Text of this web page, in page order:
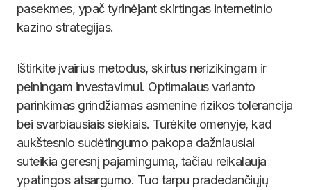
pasekmes, ypač tyrinėjant skirtingas internetinio
kazino strategijas.
Ištirkite įvairius metodus, skirtus nerizikingam ir
pelningam investavimui. Optimalaus varianto
parinkimas grindžiamas asmenine rizikos tolerancija
bei svarbiausiais siekiais. Turėkite omenyje, kad
aukštesnio sudėtingumo pakopa dažniausiai
suteikia geresnį pajamingumą, tačiau reikalauja
ypatingos atsargumo. Tuo tarpu pradedančiųjų